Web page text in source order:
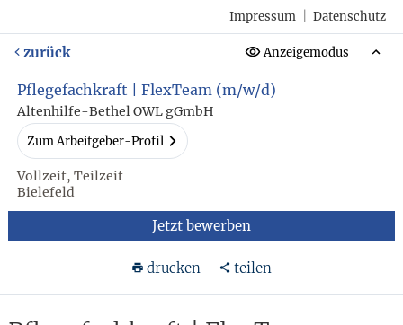
Impressum Datenschutz
zurück Anzeigemodus
Pflegefachkraft | FlexTeam (m/w/d)
Altenhilfe-Bethel OWL gGmbH
Zum Arbeitgeber-Profil
Vollzeit, Teilzeit
Bielefeld
Jetzt bewerben
drucken teilen